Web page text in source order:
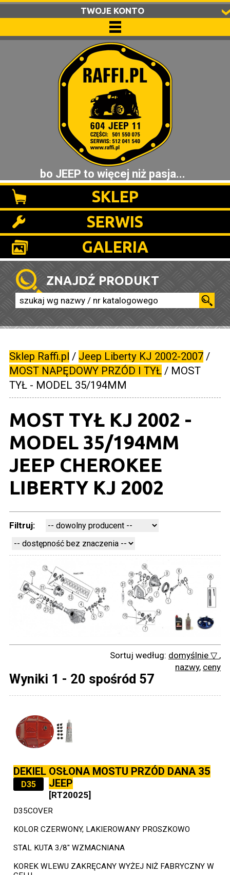
TWOJE KONTO
bo JEEP to więcej niż pasja...
SKLEP
SERWIS
GALERIA
ZNAJDŹ PRODUKT
Sklep Raffi.pl / Jeep Liberty KJ 2002-2007/
MOST NAPĘDOWY PRZÓD I TYŁ/ MOST
TYŁ - MODEL 35/194MM
MOST TYŁ KJ 2002 -
MODEL 35/194MM
JEEP CHEROKEE
LIBERTY KJ 2002
Filtruj:
Sortuj według: domyślnie ▽ ,
nazwy, ceny
Wyniki 1 - 20 spośród 57
DEKIEL OSŁONA MOSTU PRZÓD DANA 35
JEEP
D35
[RT20025]
D35COVER
KOLOR CZERWONY, LAKIEROWANY PROSZKOWO
STAL KUTA 3/8" WZMACNIANA
KOREK WLEWU ZAKRĘCANY WYŻEJ NIŻ FABRYCZNY W